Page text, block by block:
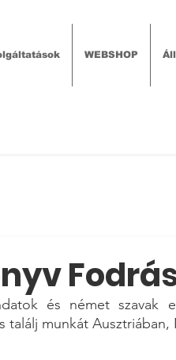
WEBSHOP
és német szavak
munkát Ausztriában,